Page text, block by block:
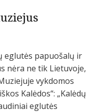
eglutės papuošalų ir
nėra ne tik Lietuvoje,
vykdomos
Kalėdos“: „Kalėdų
eglutės